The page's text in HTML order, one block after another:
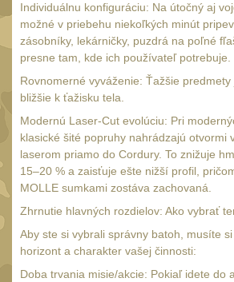
AR15
AK47 10
.223 (5.56mm)
.243 .260 (6.5mm)7
.270 .280 (7mm)8
.30 .308 (7.62mm)
12GA, 20GA
.40 .4111
.44 .45
Individuálnu konfiguráciu: Na útočný aj
možné v priebehu niekoľkých minút
zásobníky, lekárničky, puzdrá na poľné
presne tam, kde ich používateľ potrebuje.
Rovnomerné vyváženie: Ťažšie
bližšie k ťažisku tela.
Modernú Laser-Cut evolúciu: Pri
klasické šité popruhy nahrádzajú otvormi
laserom priamo do Cordury. To znižuje
15–20 % a zaisťuje ešte nižší profil,
MOLLE sumkami zostáva zachovaná.
Zhrnutie hlavných rozdielov: Ako vybrať
Aby ste si vybrali správny batoh, musíte
horizont a charakter vašej činnosti:
Doba trvania misie/akcie: Pokiaľ idete do